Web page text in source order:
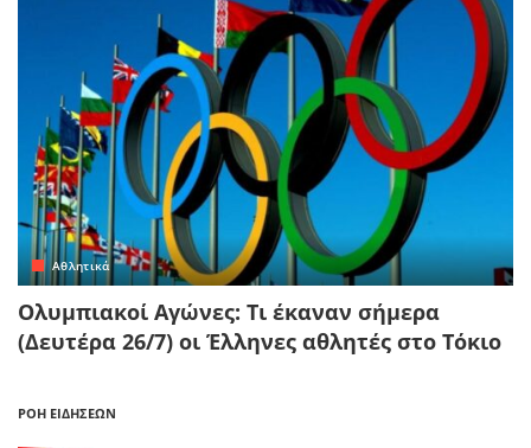
Αθλητικά
Ολυμπιακοί Αγώνες: Τι έκαναν σήμερα
(Δευτέρα 26/7) οι Έλληνες αθλητές στο Τόκιο
ΡΟΗ ΕΙΔΗΣΕΩΝ